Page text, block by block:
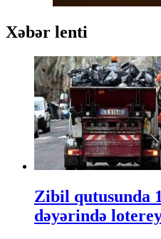
Xəbər lenti
Zibil qutusunda
dəyərində